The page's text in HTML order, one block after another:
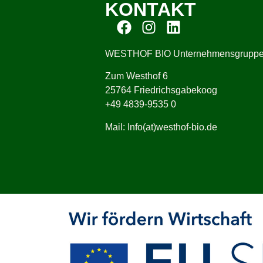
KONTAKT
WESTHOF BIO
Zum Westhof 6
25764 Friedrichsgabekoog
+49 4839-9535 0
Mail: Info(at)westhof-bio.de